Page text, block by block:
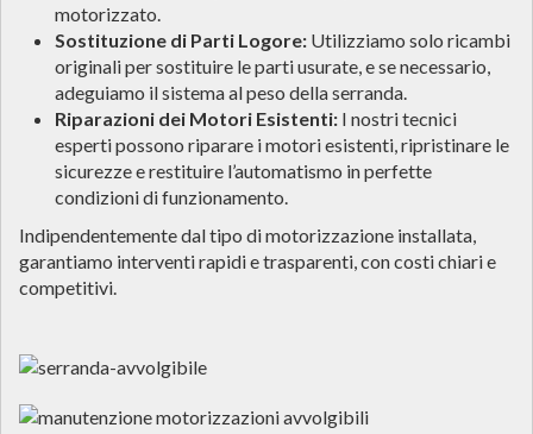
motorizzato.
Sostituzione di Parti Logore: Utilizziamo solo ricambi
originali per sostituire le parti usurate, e se necessario,
adeguiamo il sistema al peso della serranda.
Riparazioni dei Motori Esistenti: I nostri tecnici
esperti possono riparare i motori esistenti, ripristinare le
sicurezze e restituire l’automatismo in perfette
condizioni di funzionamento.
Indipendentemente dal tipo di motorizzazione installata,
garantiamo interventi rapidi e trasparenti, con costi chiari e
competitivi.